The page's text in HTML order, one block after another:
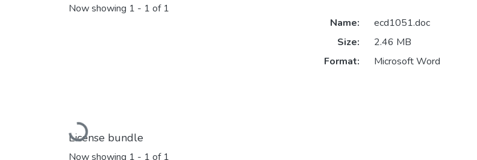
Now showing 1 - 1 of 1
Loading...
Name:
ecd1051.doc
Size:
2.46 MB
Format:
Microsoft Word
License bundle
Now showing 1 - 1 of 1